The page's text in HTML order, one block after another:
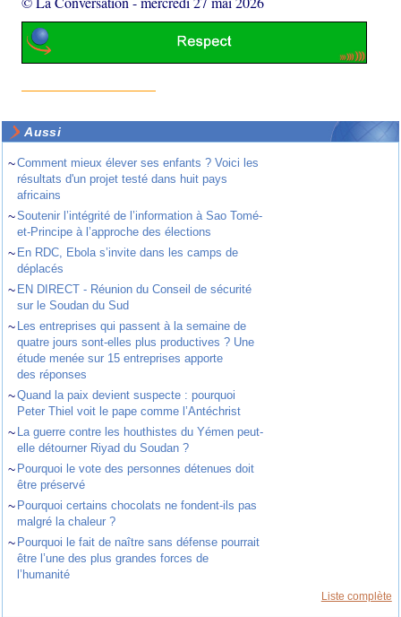
Aussi
~Comment mieux élever ses enfants ? Voici les
résultats d'un projet testé dans huit pays
africains
~Soutenir l’intégrité de l’information à Sao Tomé-
et-Principe à l’approche des élections
~ En RDC, Ebola s’invite dans les camps de
déplacés
~ EN DIRECT - Réunion du Conseil de sécurité
sur le Soudan du Sud
~ Les entreprises qui passent à la semaine de
quatre jours sont-elles plus productives ? Une
étude menée sur 15 entreprises apporte
des réponses
~Quand la paix devient suspecte : pourquoi
Peter Thiel voit le pape comme l’Antéchrist
~ La guerre contre les houthistes du Yémen peut-
elle détourner Riyad du Soudan ?
~ Pourquoi le vote des personnes détenues doit
être préservé
~ Pourquoi certains chocolats ne fondent-ils pas
malgré la chaleur ?
~ Pourquoi le fait de naître sans défense pourrait
être l’une des plus grandes forces de
l’humanité
Liste complète